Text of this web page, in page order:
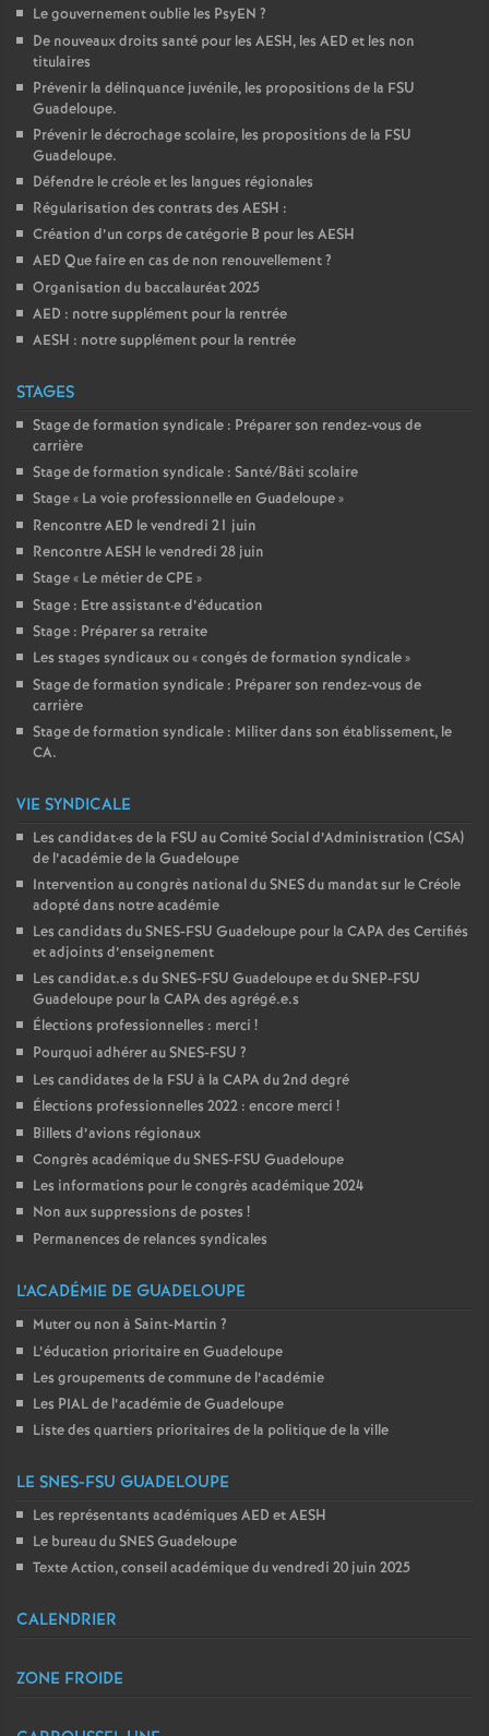
Le gouvernement oublie les PsyEN ?
De nouveaux droits santé pour les AESH, les AED et les non
titulaires
Prévenir la délinquance juvénile, les propositions de la FSU
Guadeloupe.
Prévenir le décrochage scolaire, les propositions de la FSU
Guadeloupe.
Défendre le créole et les langues régionales
Régularisation des contrats des AESH :
Création d’un corps de catégorie B pour les AESH
AED Que faire en cas de non renouvellement?
Organisation du baccalauréat 2025
AED : notre supplément pour la rentrée
AESH : notre supplément pour la rentrée
STAGES
Stage de formation syndicale : Préparer son rendez-vous de
carrière
Stage de formation syndicale : Santé/Bâti scolaire
Stage « La voie professionnelle en Guadeloupe»
Rencontre AED le vendredi 21 juin
Rencontre AESH le vendredi 28 juin
Stage « Le métier de CPE »
Stage : Etre assistant·e d’éducation
Stage : Préparer sa retraite
Les stages syndicaux ou «congés de formation syndicale»
Stage de formation syndicale : Préparer son rendez-vous de
carrière
Stage de formation syndicale : Militer dans son établissement, le
CA.
VIE SYNDICALE
Les candidat·es de la FSU au Comité Social d’Administration (CSA)
de l’académie de la Guadeloupe
Intervention au congrès national du SNES du mandat sur le Créole
adopté dans notre académie
Les candidats du SNES-FSU Guadeloupe pour la CAPA des Certifiés
et adjoints d’enseignement
Les candidat.e.s du SNES-FSU Guadeloupe et du SNEP-FSU
Guadeloupe pour la CAPA des agrégé.e.s
Élections professionnelles : merci !
Pourquoi adhérer au SNES-FSU ?
Les candidates de la FSU à la CAPA du 2nd degré
Élections professionnelles 2022 : encore merci !
Billets d’avions régionaux
Congrès académique du SNES-FSU Guadeloupe
Les informations pour le congrès académique 2024
Non aux suppressions de postes !
Permanences de relances syndicales
L’ACADÉMIE DE GUADELOUPE
Muter ou non à Saint-Martin ?
L’éducation prioritaire en Guadeloupe
Les groupements de commune de l’académie
Les PIAL de l’académie de Guadeloupe
Liste des quartiers prioritaires de la politique de la ville
LE SNES-FSU GUADELOUPE
Les représentants académiques AED et AESH
Le bureau du SNES Guadeloupe
Texte Action, conseil académique du vendredi 20 juin 2025
CALENDRIER
ZONE FROIDE